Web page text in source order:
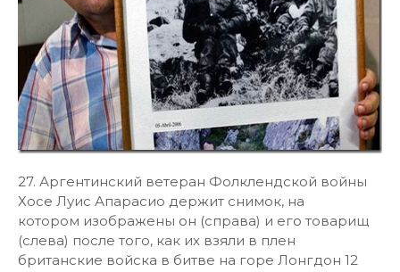
27. Аргентинский ветеран Фолклендской войны
Хосе Луис Апарасио держит снимок, на
котором изображены он (справа) и его товарищ
(слева) после того, как их взяли в плен
британские войска в битве на горе Лонгдон 12